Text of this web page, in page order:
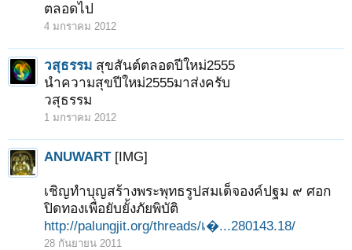
ตลอดไป
4 มกราคม 2012
วสุธรรม สุขสันต์ตลอดปีใหม่2555
นำความสุขปีใหม่2555มาส่งครับ
วสุธรรม
1 มกราคม 2012
ANUWART [IMG]
เชิญทำบุญสร้างพระพุทธรูปสมเด็จองค์ปฐม ๙ ศอก
ปิดทองเพื่อยับยั้งภัยพิบัติ
http://palungjit.org/threads/เ�...280143.18/
28 กันยายน 2011